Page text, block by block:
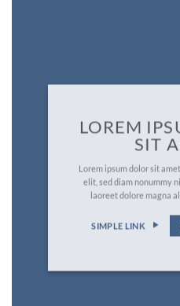
LOREM
SIT
Lorem ipsum dolor sit
elit, sed diam nonummy
laoreet dolore magna
SIMPLE LINK